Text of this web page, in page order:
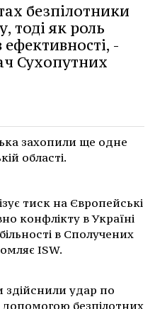
безпілотники
тоді як роль
-
Сухопутних
захопили ще одне
області.
тиск на Європейські
конфлікту в Україні
в Сполучених
ISW.
здійснили удар по
безпілотних